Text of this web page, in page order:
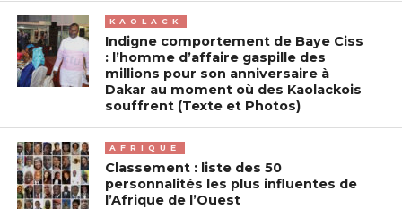
KAOLACK
Indigne comportement de Baye Ciss
: l’homme d’affaire gaspille des
millions pour son anniversaire à
Dakar au moment où des Kaolackois
souffrent (Texte et Photos)
AFRIQUE
Classement : liste des 50
personnalités les plus influentes de
l’Afrique de l’Ouest